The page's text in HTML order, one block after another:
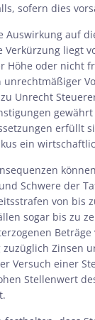
sofern dies
Auswirkung auf
Verkürzung liegt
Höhe oder nicht
unrechtmäßiger
Unrecht
erfüllt
ein
Schwere der
von bis
sogar bis zu
Zinsen
Versuch einer
Stellenwert